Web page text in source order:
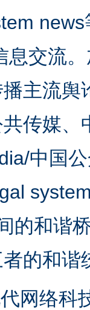
息交流
主流
传媒
中国
的和谐
的和谐
网络科